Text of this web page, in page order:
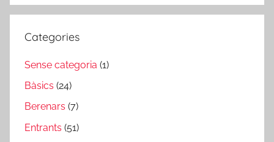
Categories
Sense categoria (1)
Bàsics (24)
Berenars (7)
Entrants (51)